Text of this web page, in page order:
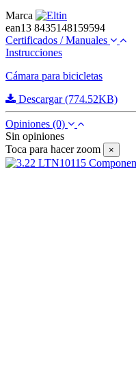
Marca
ean13 8435148159594
Certificados / Manuales
Instrucciones
Cámara para bicicletas
Descargar (774.52KB)
Opiniones (0)
Sin opiniones
Toca para hacer zoom
×